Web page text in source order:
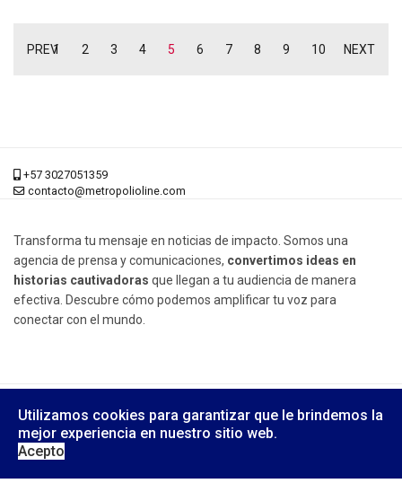
PREV
1 2 3 4 5 6 7 8 9 10 NEXT
+57 3027051359
contacto@metropolioline.com
Transforma tu mensaje en noticias de impacto. Somos una
agencia de prensa y comunicaciones, convertimos ideas en
historias cautivadoras que llegan a tu audiencia de manera
efectiva. Descubre cómo podemos amplificar tu voz para
conectar con el mundo.
© 2026 Metrópoli Online, Derechos Reservados.
Diseño Web:
Yusi Computers
Utilizamos cookies para garantizar que le brindemos la
mejor experiencia en nuestro sitio web.
Acepto